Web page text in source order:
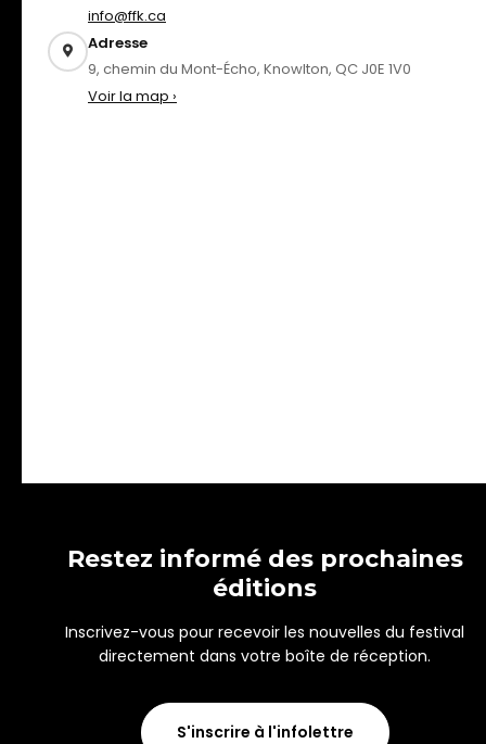
info@ffk.ca
Adresse
9, chemin du Mont-Écho, Knowlton, QC J0E 1V0
Voir la map ›
Restez informé des prochaines
éditions
Inscrivez-vous pour recevoir les nouvelles du festival
directement dans votre boîte de réception.
S'inscrire à l'infolettre